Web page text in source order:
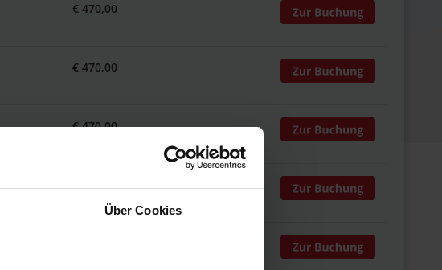
Über Cookies
€ 470,00
€ 470,00
€ 470,00
€ 470,00